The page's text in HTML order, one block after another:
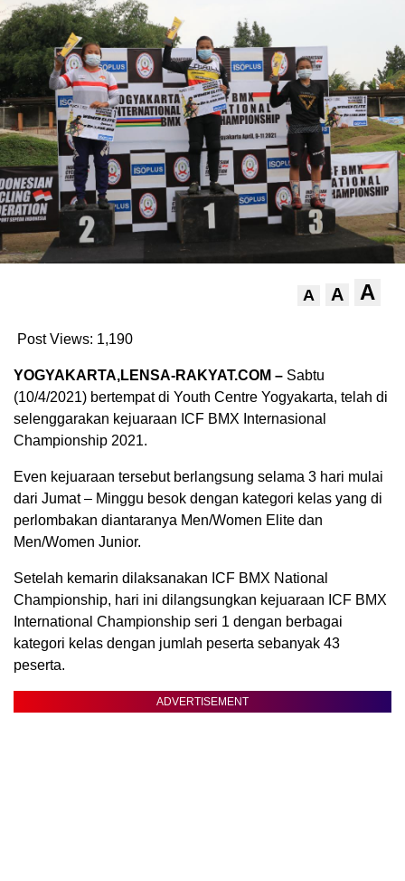
A A A
Post Views: 1,190
YOGYAKARTA,LENSA-RAKYAT.COM – Sabtu
(10/4/2021) bertempat di Youth Centre Yogyakarta, telah di
selenggarakan kejuaraan ICF BMX Internasional
Championship 2021.
Even kejuaraan tersebut berlangsung selama 3 hari mulai
dari Jumat – Minggu besok dengan kategori kelas yang di
perlombakan diantaranya Men/Women Elite dan
Men/Women Junior.
Setelah kemarin dilaksanakan ICF BMX National
Championship, hari ini dilangsungkan kejuaraan ICF BMX
International Championship seri 1 dengan berbagai
kategori kelas dengan jumlah peserta sebanyak 43
peserta.
ADVERTISEMENT